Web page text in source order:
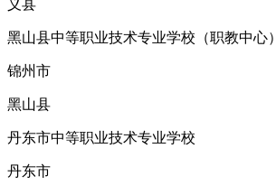
义县
黑山县中等职业技术专业学校（职教中心）
锦州市
黑山县
丹东市中等职业技术专业学校
丹东市